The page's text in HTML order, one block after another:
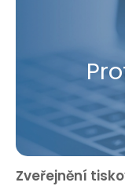
Zveřejnění